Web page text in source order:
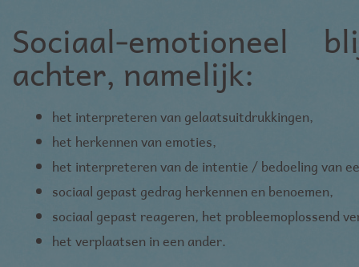
Sociaal-emotioneel
achter, namelijk:
het interpreteren van gelaatsuitdrukkingen,
het herkennen van emoties,
het interpreteren van de intentie / bedoeling van
sociaal gepast gedrag herkennen en benoemen,
sociaal gepast reageren, het probleemoplossend
het verplaatsen in een ander.